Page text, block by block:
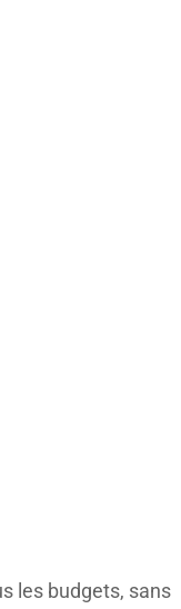
les budgets, sans